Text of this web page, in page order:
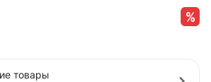
товары